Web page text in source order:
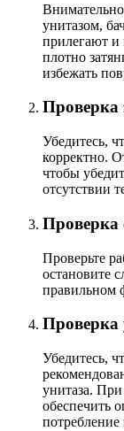
унитазом,
прилегают и
плотно
избежать
Проверка
Убедитесь,
корректно.
чтобы
отсутствии
Проверка
Проверьте
остановите
правильном
Проверка
Убедитесь,
унитаза.
обеспечить